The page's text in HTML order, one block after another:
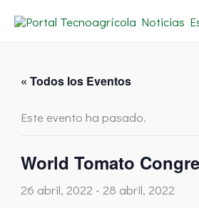
« Todos los Eventos
Este evento ha pasado.
World Tomato
26 abril, 2022 - 28 abril, 2022